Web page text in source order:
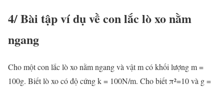
4/ Bài tập ví dụ về con lắc lò xo nằm
ngang
Cho một con lắc lò xo nằm ngang và vật m có khối lượng m =
100g. Biết lò xo có độ cứng k = 100N/m. Cho biết π²=10 và g =